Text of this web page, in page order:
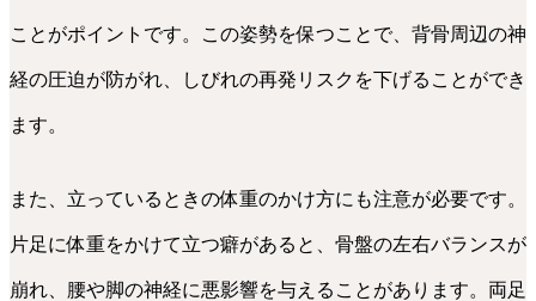
ことがポイントです。この姿勢を保つことで、背骨周辺の神
経の圧迫が防がれ、しびれの再発リスクを下げることができ
ます。
また、立っているときの体重のかけ方にも注意が必要です。
片足に体重をかけて立つ癖があると、骨盤の左右バランスが
崩れ、腰や脚の神経に悪影響を与えることがあります。両足